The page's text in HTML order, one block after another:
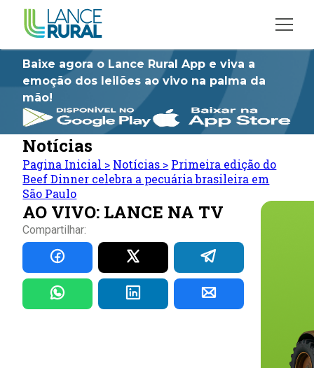
Baixe agora o Lance Rural App e viva a
emoção dos leilões ao vivo na palma da
mão!
Notícias
Pagina Inicial > Notícias > Primeira edição do
Beef Dinner celebra a pecuária brasileira em
São Paulo
AO VIVO: LANCE NA TV
Compartilhar: